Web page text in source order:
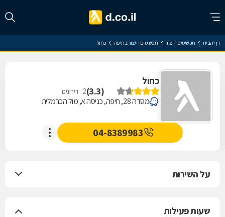
דף הבית תכשיטים - ייצור תכשיטים - ייצור בחיפה כחול
כחול
(
3.3
)
2 דירוגים
מסדה 28, חיפה, כניסה א, מול הכרמלית
04-8389983
על השירות
שעות פעילות